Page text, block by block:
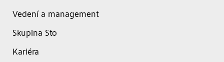
Vedení a management
Skupina Sto
Kariéra